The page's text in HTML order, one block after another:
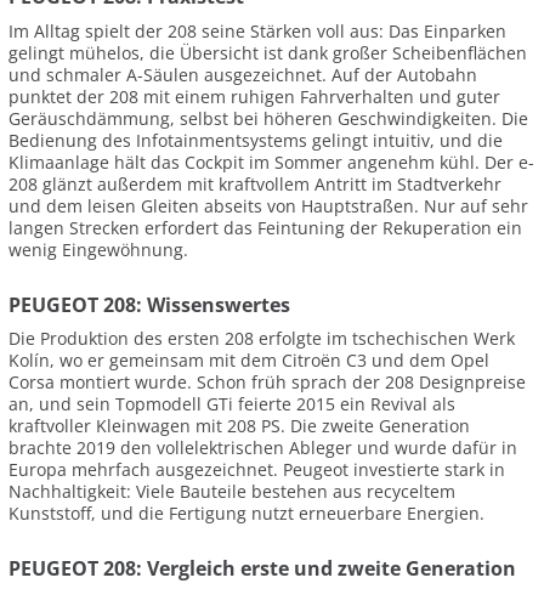
Im Alltag spielt der 208 seine Stärken voll aus: Das Einparken
gelingt mühelos, die Übersicht ist dank großer Scheibenflächen
und schmaler A-Säulen ausgezeichnet. Auf der Autobahn
punktet der 208 mit einem ruhigen Fahrverhalten und guter
Geräuschdämmung, selbst bei höheren Geschwindigkeiten. Die
Bedienung des Infotainmentsystems gelingt intuitiv, und die
Klimaanlage hält das Cockpit im Sommer angenehm kühl. Der e-
208 glänzt außerdem mit kraftvollem Antritt im Stadtverkehr
und dem leisen Gleiten abseits von Hauptstraßen. Nur auf sehr
langen Strecken erfordert das Feintuning der Rekuperation ein
wenig Eingewöhnung.
PEUGEOT 208: Wissenswertes
Die Produktion des ersten 208 erfolgte im tschechischen Werk
Kolín, wo er gemeinsam mit dem Citroën C3 und dem Opel
Corsa montiert wurde. Schon früh sprach der 208 Designpreise
an, und sein Topmodell GTi feierte 2015 ein Revival als
kraftvoller Kleinwagen mit 208 PS. Die zweite Generation
brachte 2019 den vollelektrischen Ableger und wurde dafür in
Europa mehrfach ausgezeichnet. Peugeot investierte stark in
Nachhaltigkeit: Viele Bauteile bestehen aus recyceltem
Kunststoff, und die Fertigung nutzt erneuerbare Energien.
PEUGEOT 208: Vergleich erste und zweite Generation